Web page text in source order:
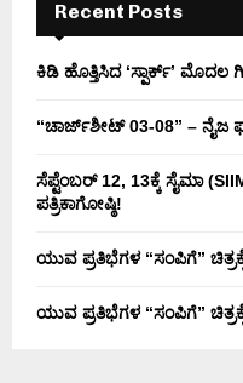
Recent Posts
ಕಿಡಿ‌‌ ಹೊತ್ತಿಸಿದ ‘ಸ್ಪಾರ್ಕ್’ ಮೊದಲ‌
“ಚಾರ್ಜ್‌ಶೀಟ್ 03-08” – ನೈಜ
ಸೆಪ್ಟೆಂಬರ್ 12, 13ಕ್ಕೆ ಸೈಮಾ
ಪತ್ರಿಕಾಗೋಷ್ಠಿ!
ಯುವ ಪ್ರತಿಭೆಗಳ “ಸಂಪಿಗೆ”
ಯುವ ಪ್ರತಿಭೆಗಳ “ಸಂಪಿಗೆ”